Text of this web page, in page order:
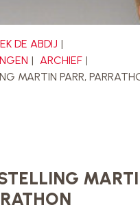
DE ABDIJ
ARCHIEF
MARTIN PARR,